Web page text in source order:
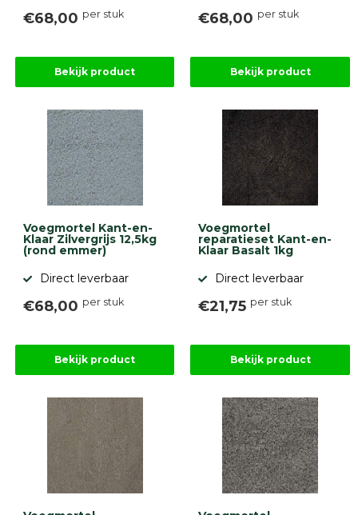
Stapelblokken
Tuinaarde
Afwatering
Beplantings
betonelementen
Overig
Kunstgras
Aanbiedingen
Compleet
(informatie)
Onlinebestrating.nl
9.1
€68,00 per stuk
Bekijk product
€68,00 per stuk
Bekijk product
Voegmortel Kant-en-
Klaar Zilvergrijs 12,5kg
(rond emmer)
Direct leverbaar
€68,00 per stuk
Bekijk product
Voegmortel
reparatieset Kant-en-
Klaar Basalt 1kg
Direct leverbaar
€21,75 per stuk
Bekijk product